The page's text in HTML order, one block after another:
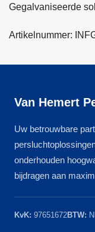
Gegalvaniseerde
Artikelnummer:
Van Hemert
Uw betrouwbare
onderhouden
bijdragen aan
KvK: 97651672BTW: